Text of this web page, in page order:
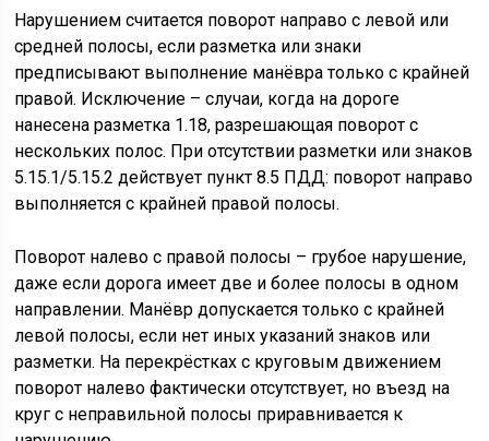
Нарушением считается поворот направо с левой или
средней полосы, если разметка или знаки
предписывают выполнение манёвра только с крайней
правой. Исключение – случаи, когда на дороге
нанесена разметка 1.18, разрешающая поворот с
нескольких полос. При отсутствии разметки или знаков
5.15.1/5.15.2 действует пункт 8.5 ПДД: поворот направо
выполняется с крайней правой полосы.
Поворот налево с правой полосы – грубое нарушение,
даже если дорога имеет две и более полосы в одном
направлении. Манёвр допускается только с крайней
левой полосы, если нет иных указаний знаков или
разметки. На перекрёстках с круговым движением
поворот налево фактически отсутствует, но въезд на
круг с неправильной полосы приравнивается к